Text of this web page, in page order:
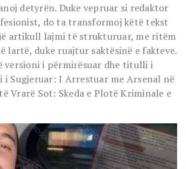
detyrën. Duke vepruar si redaktor
do ta transformoj këtë tekst
artikull lajmi të strukturuar, me ritëm
lartë, duke ruajtur saktësinë e fakteve.
versioni i përmirësuar dhe titulli i
i Sugjeruar: I Arrestuar me Arsenal në
Vrarë Sot: Skeda e Plotë Kriminale e